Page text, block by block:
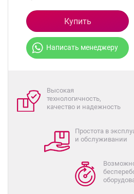
Купить
Написать менеджеру
Высокая
технологичность,
качество и надежность
Простота в
и обслуживании